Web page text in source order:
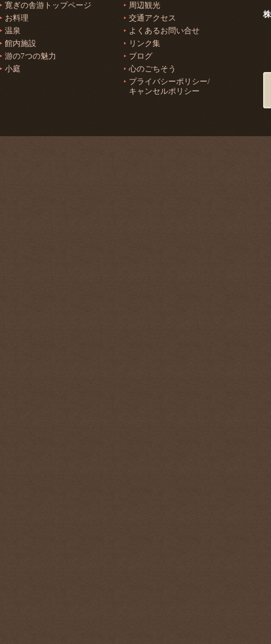
寛ぎの舎游トップページ
お料理
温泉
館内施設
游の7つの魅力
小庭
周辺観光
交通アクセス
よくあるお問い合せ
リンク集
ブログ
心のごちそう
プライバシーポリシー/
キャンセルポリシー